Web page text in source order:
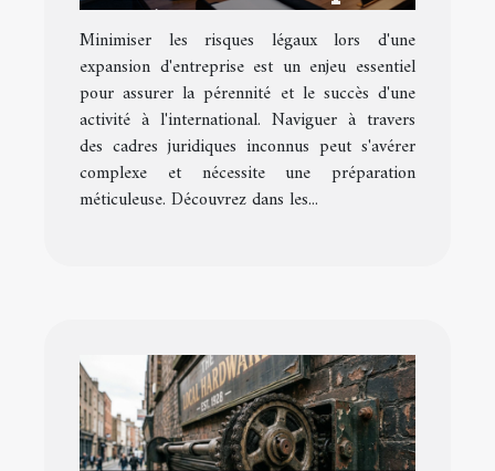
légaux lors d'une
expansion d'entreprise
Minimiser les risques légaux lors d'une
expansion d'entreprise est un enjeu essentiel
pour assurer la pérennité et le succès d'une
activité à l'international. Naviguer à travers
des cadres juridiques inconnus peut s'avérer
complexe et nécessite une préparation
méticuleuse. Découvrez dans les...